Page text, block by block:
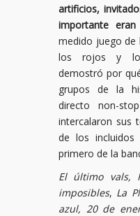
artificios,
importante
medido juego de
los rojos y
demostró por
grupos de la
directo non-
intercalaron sus
de los
primero de la
El último vals,
imposibles, La
azul, 20 de